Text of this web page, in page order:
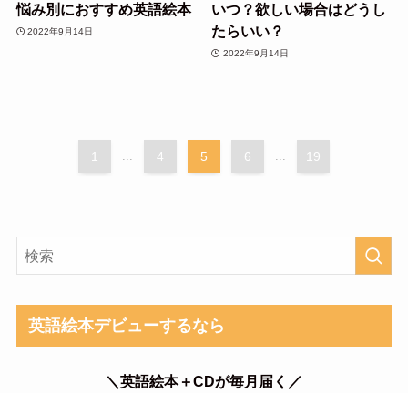
悩み別におすすめ英語絵本
2022年9月14日
いつ？欲しい場合はどうし
たらいい？
2022年9月14日
1 4 5 6 19
英語絵本デビューするなら
＼英語絵本＋CDが毎月届く／